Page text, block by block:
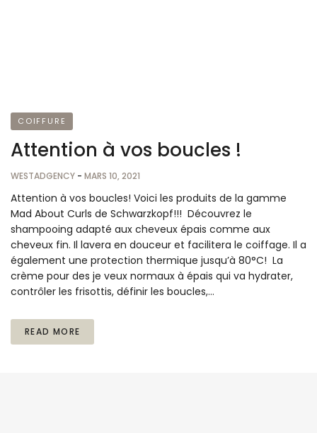
COIFFURE
Attention à vos boucles !
WESTADGENCY - MARS 10, 2021
Attention à vos boucles! Voici les produits de la gamme
Mad About Curls de Schwarzkopf!!! Découvrez le
shampooing adapté aux cheveux épais comme aux
cheveux fin. Il lavera en douceur et facilitera le coiffage. Il a
également une protection thermique jusqu’à 80°C! La
crème pour des je veux normaux à épais qui va hydrater,
contrôler les frisottis, définir les boucles,…
READ MORE